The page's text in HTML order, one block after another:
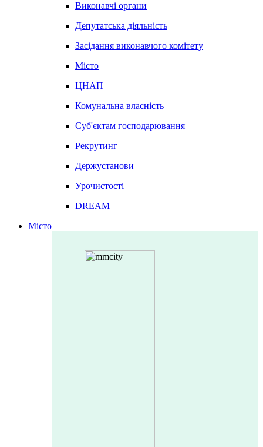
Виконавчі органи
Депутатська діяльність
Засідання виконавчого комітету
Місто
ЦНАП
Комунальна власність
Суб'єктам господарювання
Рекрутинг
Держустанови
Урочистості
DREAM
Місто